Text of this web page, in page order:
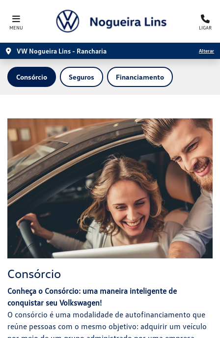
MENU LIGAR
VW Nogueira Lins - Rancharia Alterar
Seguros
Consórcio Financiamento
Consórcio
Conheça o Consórcio: uma maneira inteligente de
conquistar seu Volkswagen!
O consórcio é uma modalidade de autofinanciamento que
reúne pessoas com o mesmo objetivo: adquirir um veículo